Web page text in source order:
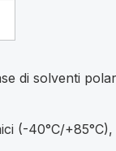
di solventi
(-40°C/